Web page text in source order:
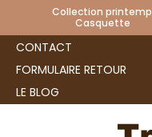
Collection
CONTACT
FORMULAIRE RETOUR
LE BLOG